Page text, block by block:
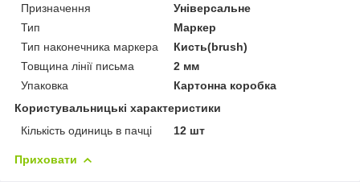
Призначення
Універсальне
Тип
Маркер
Тип наконечника маркера
Кисть(brush)
Товщина лінії письма
2 мм
Упаковка
Картонна коробка
Користувальницькі характеристики
Кількість одиниць в пачці
12 шт
Приховати